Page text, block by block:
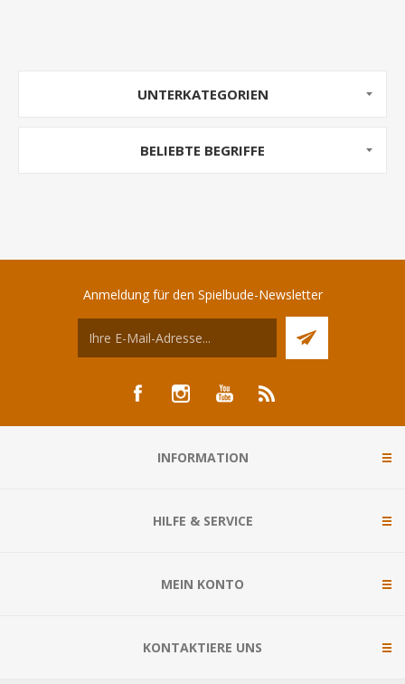
UNTERKATEGORIEN
BELIEBTE BEGRIFFE
Anmeldung für den Spielbude-Newsletter
INFORMATION
HILFE & SERVICE
MEIN KONTO
KONTAKTIERE UNS